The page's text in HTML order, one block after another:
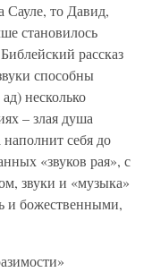
Сауле, то Давид,
становилось
рассказ
способны
несколько
– злая душа
себя до
«звуков рая», с
звуки и «музыка»
и божественными,